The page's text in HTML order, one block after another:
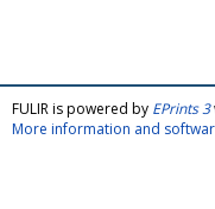
FULIR is powered by EPrints 3
More information and